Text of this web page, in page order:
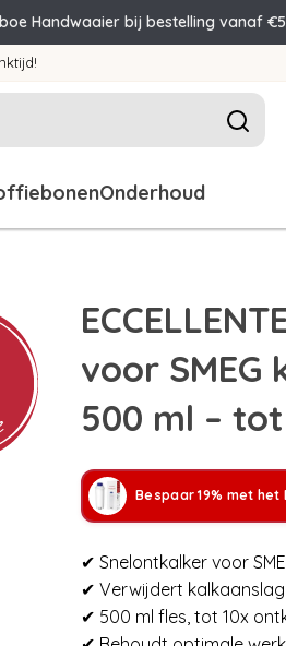
Handwaaier bij bestelling vanaf
Onderhoud
voor SMEG
500 ml –
Bespaar 19% met het
✔ Snelontkalker voor
✔ Verwijdert
✔ 500 ml fles, tot 10x